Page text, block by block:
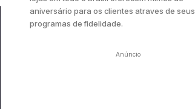
aniversário para os clientes atraves de seus
programas de fidelidade.
Anúncio